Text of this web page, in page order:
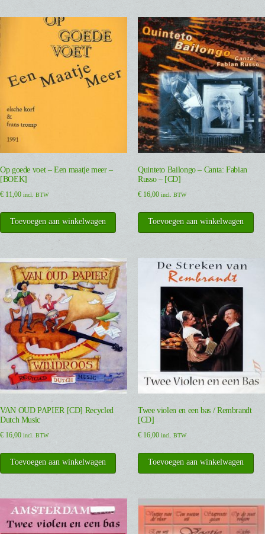
Op goede voet – Een maatje meer –
[BOEK]
€ 11,00 incl. BTW
Toevoegen aan winkelwagen
Quinteto Bailongo – Canta: Fabian
Russo – [CD]
€16,00 incl. BTW
Toevoegen aan winkelwagen
VAN OUD PAPIER [CD] Recycled
Dutch Music
€ 16,00 incl. BTW
Toevoegen aan winkelwagen
Twee violen en een bas / Rembrandt
[CD]
€16,00 incl. BTW
Toevoegen aan winkelwagen